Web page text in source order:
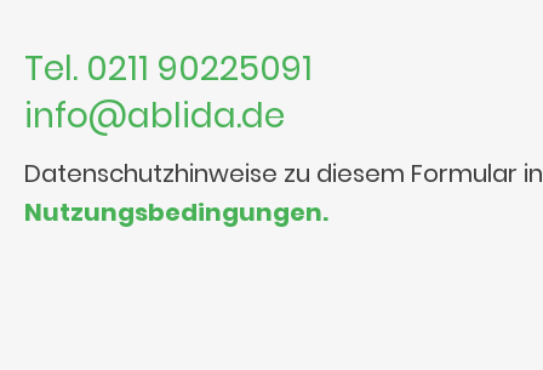
Tel. 0211 90225091
info@ablida.de
Datenschutzhinweise zu diesem Formular
Nutzungsbedingungen.